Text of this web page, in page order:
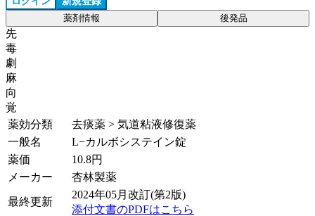
薬剤情報 後発品
先
毒
劇
麻
向
覚
薬効分類
去痰薬 > 気道粘液修復薬
一般名
L−カルボシステイン錠
薬価
10.8円
メーカー
杏林製薬
最終更新
2024年05月改訂(第2版)
添付文書のPDFはこちら